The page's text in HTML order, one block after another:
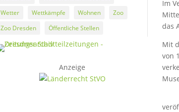
Wetter
Wettkämpfe Wohnen
Zoo
Zoo Dresden
Öffentliche Stellen
Anzeige
Im
das
Mit
von